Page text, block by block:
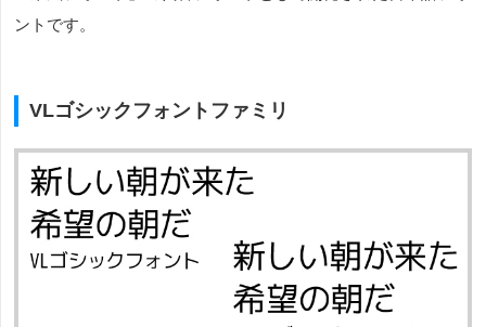
ントです。
VLゴシックフォントファミリ